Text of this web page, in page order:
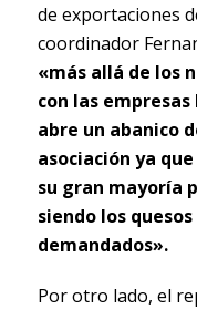
de exportaciones
coordinador
«más allá de los
con las
abre un abanico
asociación ya
su gran mayoría
siendo los
demandados».
Por otro lado, el